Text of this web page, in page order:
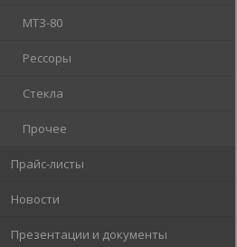
МТЗ-80
Рессоры
Стекла
Прочее
Прайс-листы
Новости
Презентации и документы